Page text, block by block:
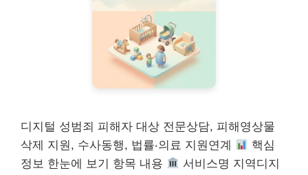
디지털 성범죄 피해자 대상 전문상담, 피해영상물
삭제 지원, 수사동행, 법률‧의료 지원연계
핵심
정보 한눈에 보기 항목 내용
서비스명 지역디지